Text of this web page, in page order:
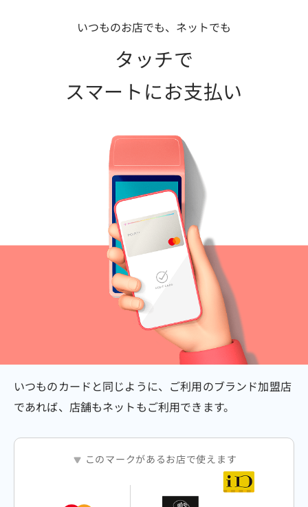
いつものお店でも、ネットでも
タッチで
スマートにお支払い
いつものカードと同じように、ご利用のブランド加盟店
であれば、店舗もネットもご利用できます。
このマークがあるお店で使えます